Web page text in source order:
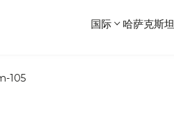
国际 哈萨克斯坦
105